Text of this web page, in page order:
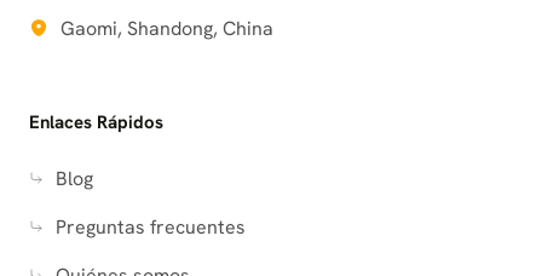
Gaomi, Shandong, China
Enlaces Rápidos
Blog
Preguntas frecuentes